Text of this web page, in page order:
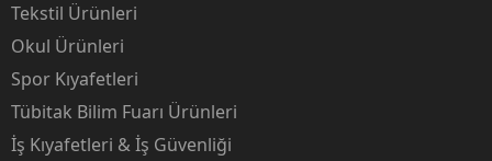
Tekstil Ürünleri
Okul Ürünleri
Spor Kıyafetleri
Tübitak Bilim Fuarı Ürünleri
İş Kıyafetleri & İş Güvenliği